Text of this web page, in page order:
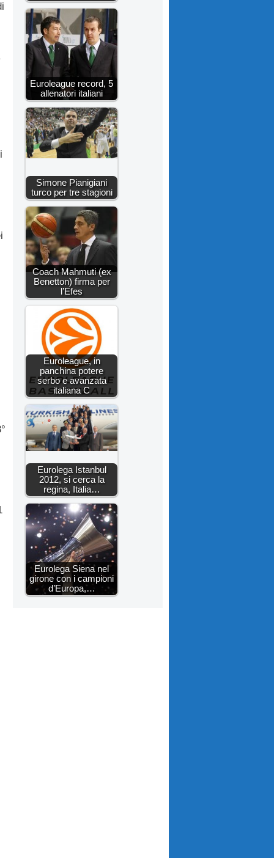
Euroleague record, 5
allenatori italiani
Simone Pianigiani
turco per tre stagioni
Coach Mahmuti (ex
Benetton) firma per
l’Efes
Euroleague, in
panchina potere
serbo e avanzata
italiana C
Eurolega Istanbul
2012, si cerca la
regina, Italia…
Eurolega Siena nel
girone con i campioni
d’Europa,…